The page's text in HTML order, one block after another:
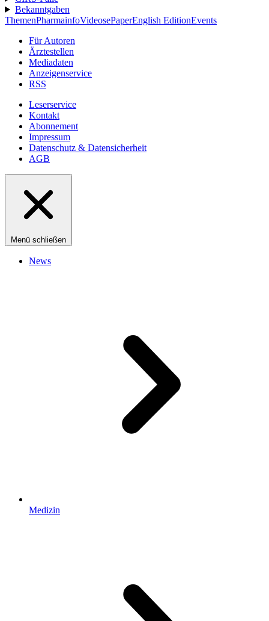
Bekanntgaben
ThemenPharmainfoVideosePaperEnglish EditionEvents
Für Autoren
Ärztestellen
Mediadaten
Anzeigenservice
RSS
Leserservice
Kontakt
Abonnement
Impressum
Datenschutz & Datensicherheit
AGB
Menü schließen
News
Medizin